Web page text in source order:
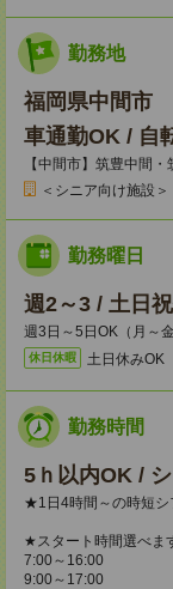
勤務地
福岡県中間市
車通勤OK / 自
【中間市】筑豊中間
＜シニア向け施設＞
勤務曜日
週2～3 / 土日
週3日～5日OK（月
休日休暇 土日休みOK
勤務時間
5ｈ以内OK /
★1日4時間～の時短シ
★スタート時間選べま
7:00～16:00
9:00～17:00